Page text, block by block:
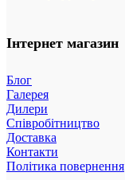
Інтернет магазин
Блог
Галерея
Дилери
Співробітництво
Доставка
Контакти
Політика повернення